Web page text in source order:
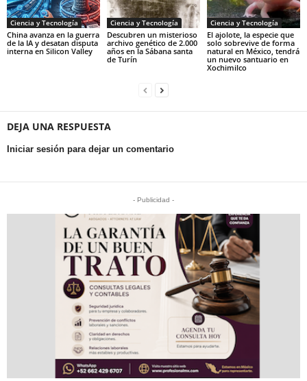
Ciencia y Tecnología
China avanza en la guerra
de la IA y desatan disputa
interna en Silicon Valley
Ciencia y Tecnología
Descubren un misterioso
archivo genético de 2.000
años en la Sábana santa
de Turín
Ciencia y Tecnología
El ajolote, la especie que
solo sobrevive de forma
natural en México, tendrá
un nuevo santuario en
Xochimilco
DEJA UNA RESPUESTA
Iniciar sesión para dejar un comentario
- Publicidad -